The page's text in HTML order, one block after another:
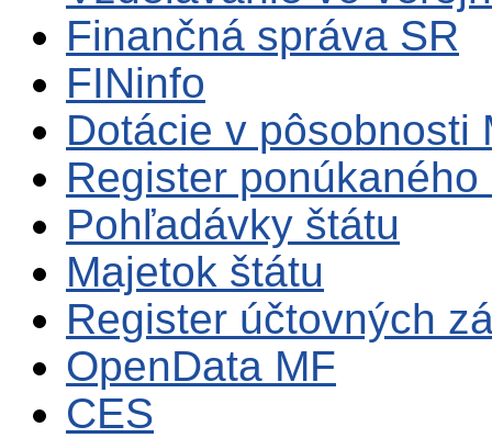
Finančná správa SR
FINinfo
Dotácie v pôsobnosti
Register
Pohľadávky štátu
Majetok štátu
Register účtovných
OpenData MF
CES